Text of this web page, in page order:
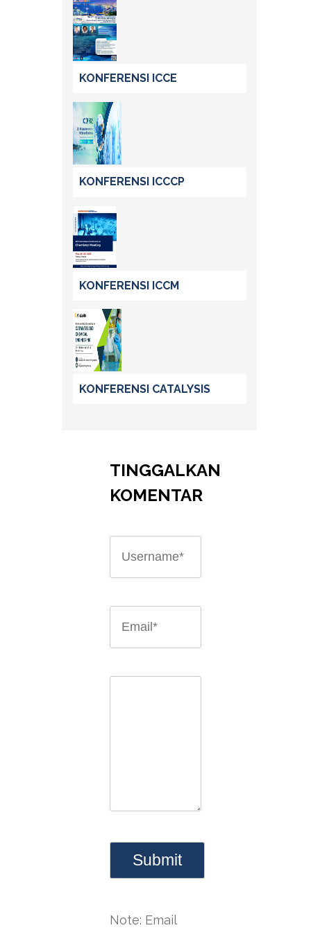
KONFERENSI ICCE
KONFERENSI ICCCP
KONFERENSI ICCM
KONFERENSI CATALYSIS
TINGGALKAN
KOMENTAR
Note: Email